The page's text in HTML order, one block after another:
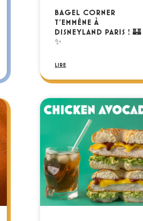
BAGEL CORNER
T’EMMÈNE À
DISNEYLAND PARIS ! 🏰
✨
LIRE